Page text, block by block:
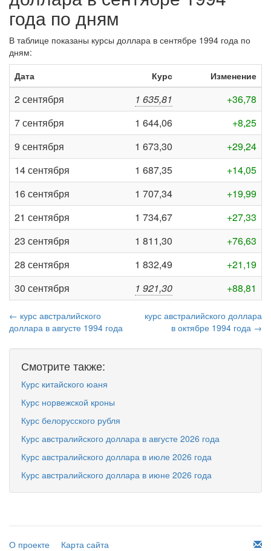
года по дням
В таблице показаны курсы доллара в сентябре 1994 года по
дням:
Дата
Курс Изменение
2 сентября 1 635,81
+36,78
7 сентября
1 644,06
+8,25
9 сентября
1 673,30
+29,24
14 сентября
1 687,35
+14,05
16 сентября
1 707,34
+19,99
21 сентября
1 734,67
+27,33
23 сентября
1 811,30
+76,63
28 сентября
1 832,49
+21,19
30 сентября
1 921,30 +88,81
← курс австралийского
доллара в августе 1994 года
курс австралийского доллара
в октябре 1994 года →
Смотрите также:
Курс китайского юаня
Курс норвежской кроны
Курс белорусского рубля
Курс австралийского доллара в августе 2026 года
Курс австралийского доллара в июле 2026 года
Курс австралийского доллара в июне 2026 года
О проекте
Карта сайта